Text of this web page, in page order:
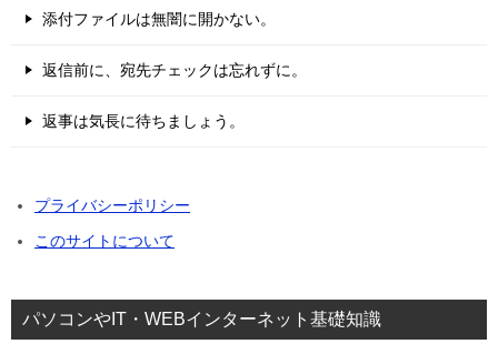
添付ファイルは無闇に開かない。
返信前に、宛先チェックは忘れずに。
返事は気長に待ちましょう。
プライバシーポリシー
このサイトについて
パソコンやIT・WEBインターネット基礎知識